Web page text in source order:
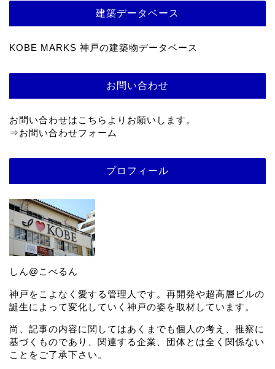
建築データベース
KOBE MARKS 神戸の建築物データベース
お問い合わせ
お問い合わせはこちらよりお願いします。
⇒お問い合わせフォーム
プロフィール
しん@こべるん
神戸をこよなく愛する管理人です。再開発や超高層ビルの
誕生によって変化していく神戸の姿を取材しています。
尚、記事の内容に関してはあくまでも個人の考え、推察に
基づくものであり、関連する企業、団体とは全く関係ない
ことをご了承下さい。